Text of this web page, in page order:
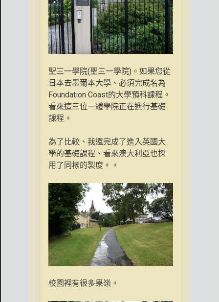
聖三一學院(聖三一學院)。如果您從
日本去墨爾本大學、必須完成名為
Foundation Coast的大學預科課程。
看來這三位一體學院正在進行基礎
課程。
為了比較、我還完成了進入英國大
學的基礎課程、看來澳大利亞也採
用了同樣的製度。。
校園裡有很多果嶺。